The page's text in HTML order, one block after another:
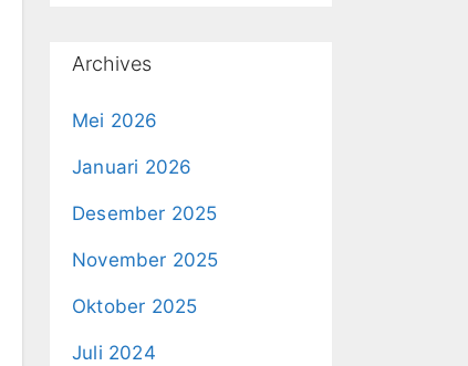
Archives
Mei 2026
Januari 2026
Desember 2025
November 2025
Oktober 2025
Juli 2024